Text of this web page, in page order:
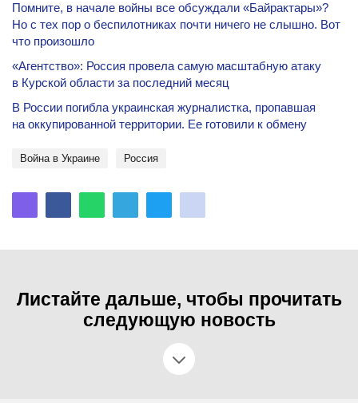
Помните, в начале войны все обсуждали «Байрактары»?
Но с тех пор о беспилотниках почти ничего не слышно. Вот
что произошло
«Агентство»: Россия провела самую масштабную атаку
в Курской области за последний месяц
В России погибла украинская журналистка, пропавшая
на оккупированной территории. Ее готовили к обмену
Война в Украине Россия
Листайте дальше, чтобы прочитать
следующую новость